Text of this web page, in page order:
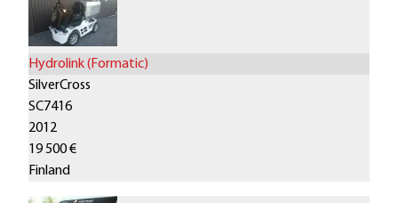
Hydrolink (Formatic)
SilverCross
SC7416
2012
19 500 €
Finland